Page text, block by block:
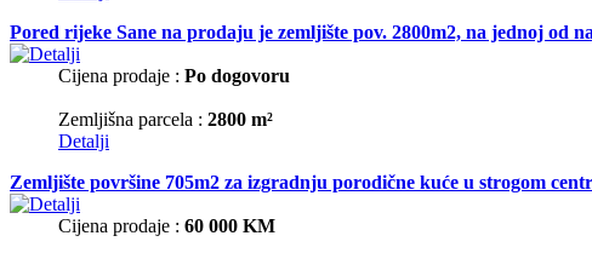
Pored rijeke Sane na prodaju je zemljište pov. 2800m2, na jednoj od
Cijena prodaje : Po dogovoru
Zemljišna parcela : 2800 m²
Detalji
Zemljište površine 705m2 za izgradnju porodične kuće u strogom
Cijena prodaje : 60 000 KM